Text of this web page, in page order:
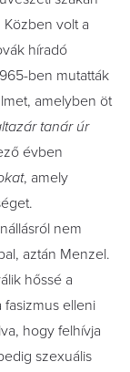
volt a
híradó
ben mutatták
amelyben öt
tanár úr
évben
, amely
nem
aztán Menzel.
hőssé a
elleni
hogy felhívja
szexuális